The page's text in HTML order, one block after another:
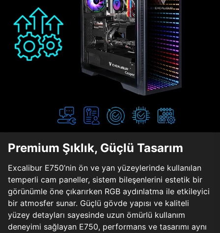
Premium Şıklık, Güçlü Tasarım
Excalibur E750’nin ön ve yan yüzeylerinde kullanılan
temperli cam paneller, sistem bileşenlerini estetik bir
görünümle öne çıkarırken RGB aydınlatma ile etkileyici
bir atmosfer sunar. Güçlü gövde yapısı ve kaliteli
yüzey detayları sayesinde uzun ömürlü kullanım
deneyimi sağlayan E750, performans ve tasarımı aynı